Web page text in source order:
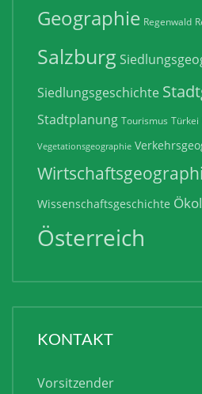
Geographie Regenwald
Salzburg
Siedlungsgeschichte
Stadtplanung Tourismus Türkei
Vegetationsgeographie
Wissenschaftsgeschichte
Österreich
KONTAKT
Vorsitzender